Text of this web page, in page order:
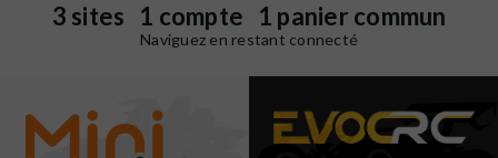
3 sites 1 compte 1 panier commun
Naviguez en restant connecté